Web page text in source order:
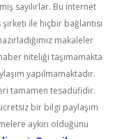
sayılırlar. Bu internet
ile hiçbir bağlantısı
makaleler
niteliği taşımamakta
yapılmamaktadır.
tamamen tesadüfidir.
bir bilgi paylaşım
aykırı olduğunu